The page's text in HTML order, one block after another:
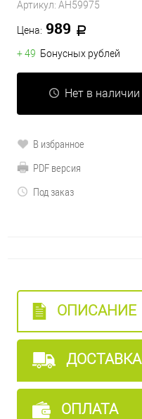
Артикул: AH59975
Цена: 989
+ 49 Бонусных рублей
Нет в наличии
В избранное
PDF версия
Под заказ
ОПИСАНИЕ
ДОСТАВКА
ОПЛАТА